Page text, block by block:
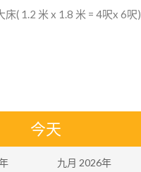
床( 1.2 米 x 1.8 米 = 4呎x 6呎)
今天
九月 2026年